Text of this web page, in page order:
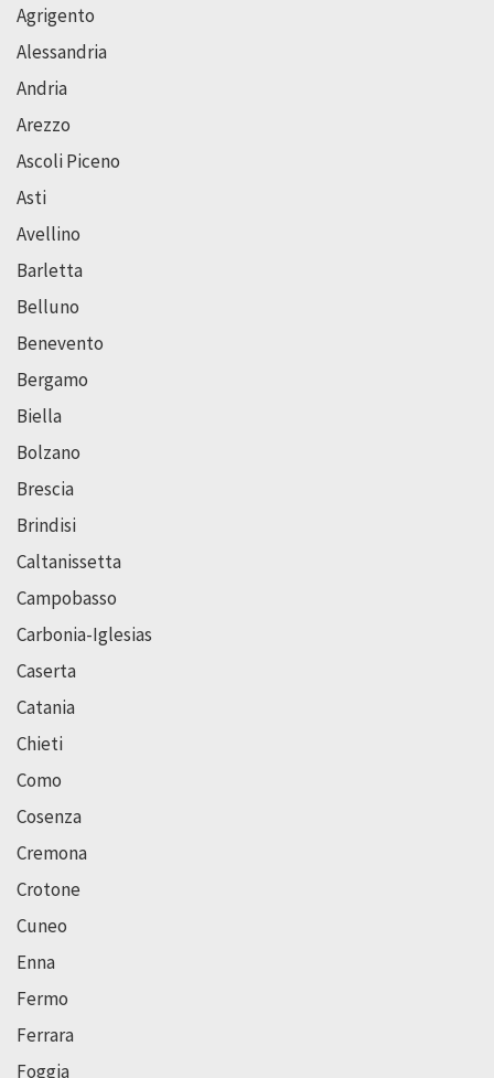
Agrigento
Alessandria
Andria
Arezzo
Ascoli Piceno
Asti
Avellino
Barletta
Belluno
Benevento
Bergamo
Biella
Bolzano
Brescia
Brindisi
Caltanissetta
Campobasso
Carbonia-Iglesias
Caserta
Catania
Chieti
Como
Cosenza
Cremona
Crotone
Cuneo
Enna
Fermo
Ferrara
Foggia